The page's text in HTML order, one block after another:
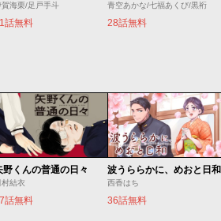
賀海栗/足戸手斗
話無料
青空あかな/七福あくび/黒裄
28話無料
野くんの普通の日々
村結衣
話無料
波うららかに、めおと日和
西香はち
36話無料